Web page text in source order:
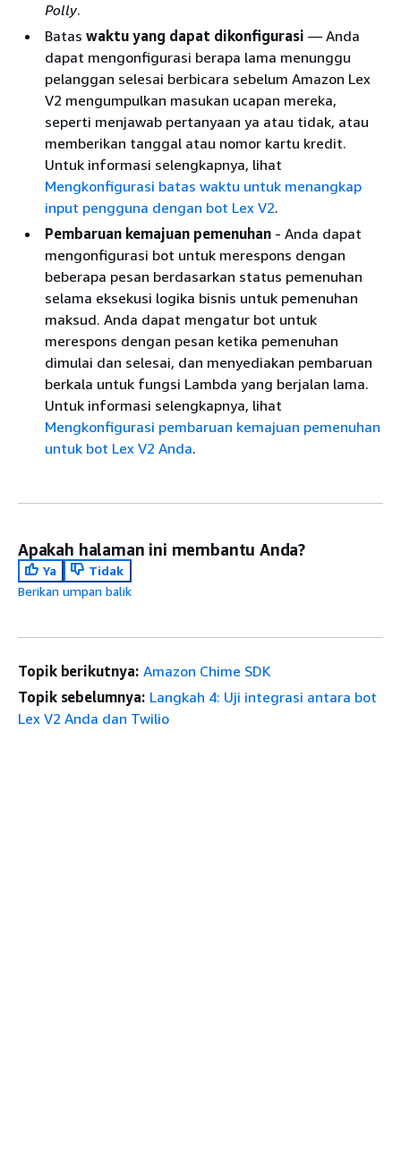
Polly.
Batas waktu yang dapat dikonfigurasi — Anda
dapat mengonfigurasi berapa lama menunggu
pelanggan selesai berbicara sebelum Amazon Lex
V2 mengumpulkan masukan ucapan mereka,
seperti menjawab pertanyaan ya atau tidak, atau
memberikan tanggal atau nomor kartu kredit.
Untuk informasi selengkapnya, lihat
Mengkonfigurasi batas waktu untuk menangkap
input pengguna dengan bot Lex V2.
Pembaruan kemajuan pemenuhan - Anda dapat
mengonfigurasi bot untuk merespons dengan
beberapa pesan berdasarkan status pemenuhan
selama eksekusi logika bisnis untuk pemenuhan
maksud. Anda dapat mengatur bot untuk
merespons dengan pesan ketika pemenuhan
dimulai dan selesai, dan menyediakan pembaruan
berkala untuk fungsi Lambda yang berjalan lama.
Untuk informasi selengkapnya, lihat
Mengkonfigurasi pembaruan kemajuan pemenuhan
untuk bot Lex V2 Anda.
Apakah halaman ini membantu Anda?
Ya
Tidak
Berikan umpan balik
Topik berikutnya: Amazon Chime SDK
Topik sebelumnya: Langkah 4: Uji integrasi antara bot
Lex V2 Anda dan Twilio